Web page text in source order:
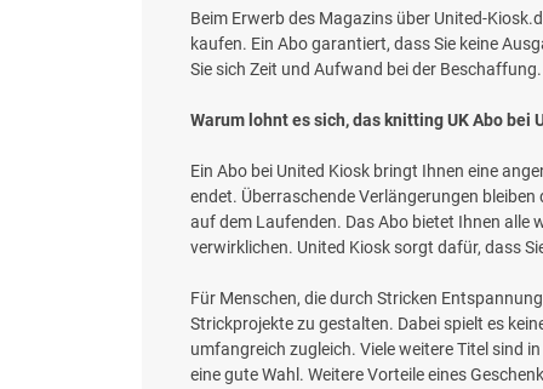
Beim Erwerb des Magazins über United-
kaufen. Ein Abo garantiert, dass Sie keine
Sie sich Zeit und Aufwand bei der
Warum lohnt es sich, das knitting UK Abo bei
Ein Abo bei United Kiosk bringt Ihnen eine
endet. Überraschende Verlängerungen
auf dem Laufenden. Das Abo bietet Ihnen alle
verwirklichen. United Kiosk sorgt dafür, dass
Für Menschen, die durch Stricken
Strickprojekte zu gestalten. Dabei spielt es
umfangreich zugleich. Viele weitere Titel sind
eine gute Wahl. Weitere Vorteile eines